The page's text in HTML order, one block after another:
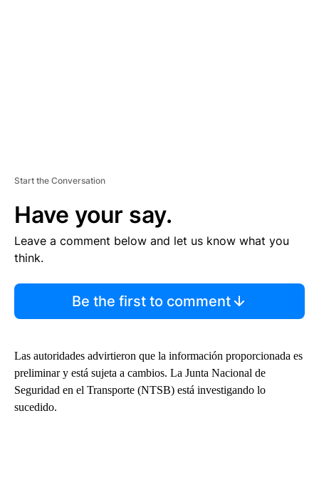
Start the Conversation
Have your say.
Leave a comment below and let us know what you
think.
Be the first to comment
Las autoridades advirtieron que la información proporcionada es
preliminar y está sujeta a cambios. La Junta Nacional de
Seguridad en el Transporte (NTSB) está investigando lo
sucedido.